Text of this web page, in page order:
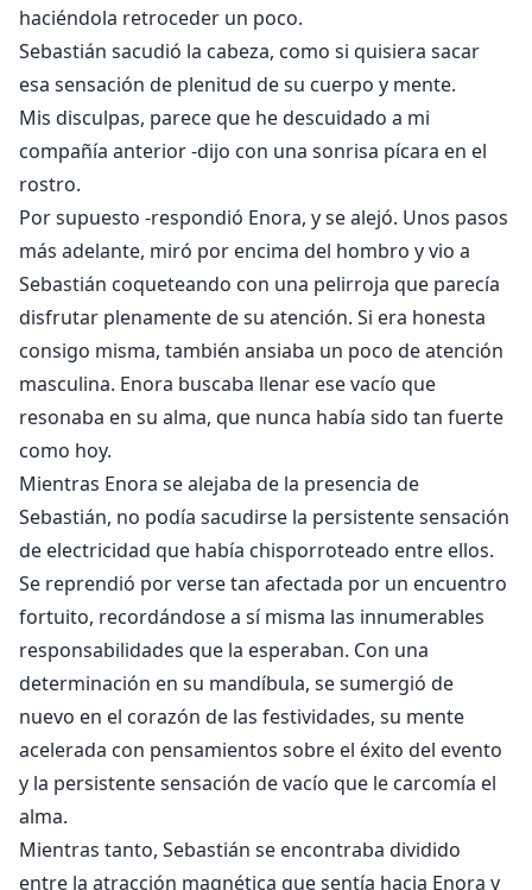
haciéndola retroceder un poco.
Sebastián sacudió la cabeza, como si quisiera sacar
esa sensación de plenitud de su cuerpo y mente.
Mis disculpas, parece que he descuidado a mi
compañía anterior -dijo con una sonrisa pícara en el
rostro.
Por supuesto -respondió Enora, y se alejó. Unos pasos
más adelante, miró por encima del hombro y vio a
Sebastián coqueteando con una pelirroja que parecía
disfrutar plenamente de su atención. Si era honesta
consigo misma, también ansiaba un poco de atención
masculina. Enora buscaba llenar ese vacío que
resonaba en su alma, que nunca había sido tan fuerte
como hoy.
Mientras Enora se alejaba de la presencia de
Sebastián, no podía sacudirse la persistente sensación
de electricidad que había chisporroteado entre ellos.
Se reprendió por verse tan afectada por un encuentro
fortuito, recordándose a sí misma las innumerables
responsabilidades que la esperaban. Con una
determinación en su mandíbula, se sumergió de
nuevo en el corazón de las festividades, su mente
acelerada con pensamientos sobre el éxito del evento
y la persistente sensación de vacío que le carcomía el
alma.
Mientras tanto, Sebastián se encontraba dividido
entre la atracción magnética que sentía hacia Enora y